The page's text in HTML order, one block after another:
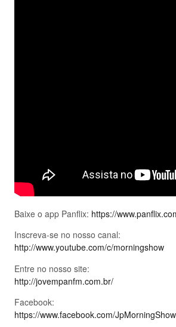
Baixe o app Panflix: https://
Inscreva-se no nosso canal:
http://www.youtube.com/c/morningshow
Entre no nosso site:
http://jovempanfm.com.br/
Facebook:
https://www.facebook.com/JpMorningShow